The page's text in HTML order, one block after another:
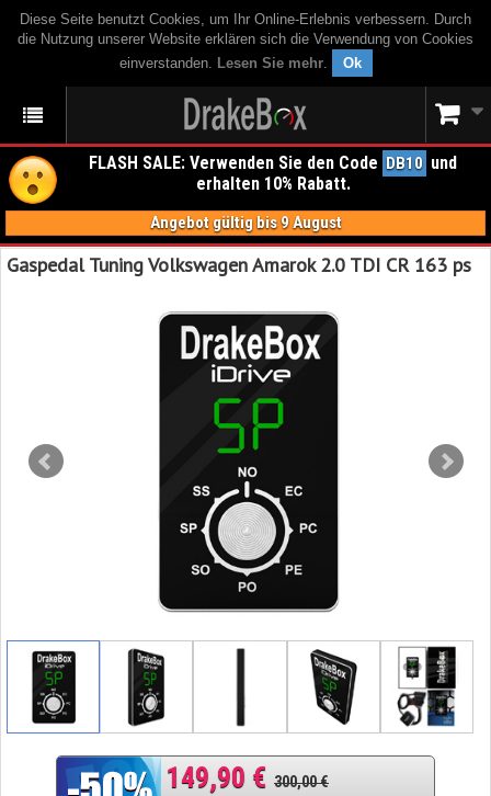
Diese Seite benutzt Cookies, um Ihr Online-Erlebnis verbessern. Durch
die Nutzung unserer Website erklären sich die Verwendung von Cookies
einverstanden. Lesen Sie mehr. Ok
FLASH SALE: Verwenden Sie den Code DB10 und
erhalten 10% Rabatt.
Angebot gültig bis 9 August
Gaspedal Tuning Volkswagen Amarok 2.0 TDI CR 163 ps
149,90 € 300,00 €